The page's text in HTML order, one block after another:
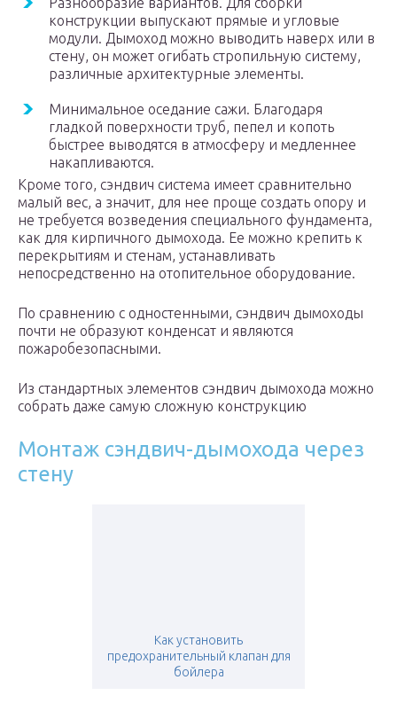
конструкции выпускают прямые и угловые
модули. Дымоход можно выводить наверх или в
стену, он может огибать стропильную систему,
различные архитектурные элементы.
Минимальное оседание сажи. Благодаря
гладкой поверхности труб, пепел и копоть
быстрее выводятся в атмосферу и медленнее
накапливаются.
Кроме того, сэндвич система имеет сравнительно
малый вес, а значит, для нее проще создать опору и
не требуется возведения специального фундамента,
как для кирпичного дымохода. Ее можно крепить к
перекрытиям и стенам, устанавливать
непосредственно на отопительное оборудование.
По сравнению с одностенными, сэндвич дымоходы
почти не образуют конденсат и являются
пожаробезопасными.
Из стандартных элементов сэндвич дымохода можно
собрать даже самую сложную конструкцию
Монтаж сэндвич-дымохода через
стену
Как установить
предохранительный клапан для
бойлера